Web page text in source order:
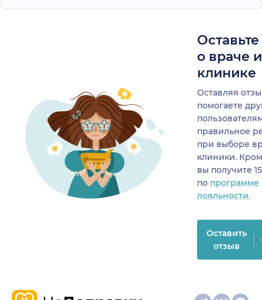
о враче
клинике
Оставляя
помогаете
правильное
при выборе
клиники.
вы получите
по программе
лояльности.
Оставить
отзыв